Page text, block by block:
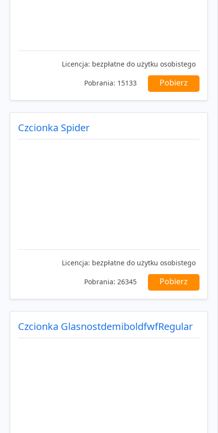
Licencja: bezpłatne do użytku osobistego
Pobrania: 15133 Pobierz
Czcionka Spider
Licencja: bezpłatne do użytku osobistego
Pobrania: 26345 Pobierz
Czcionka GlasnostdemiboldfwfRegular